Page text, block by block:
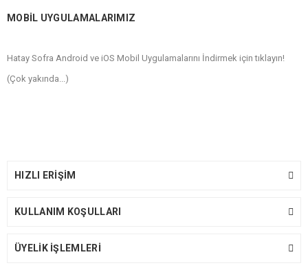
MOBİL UYGULAMALARIMIZ
Hatay Sofra Android ve iOS Mobil Uygulamalarını İndirmek için tıklayın!
(Çok yakında...)
HIZLI ERİŞİM
KULLANIM KOŞULLARI
ÜYELİK İŞLEMLERİ